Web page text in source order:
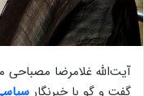
آیت‌الله غلامرضا